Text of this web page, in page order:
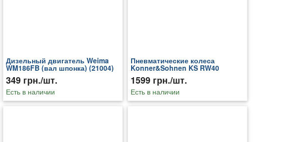
Дизельный двигатель Weima
WM186FB (вал шпонка) (21004)
349 грн./шт.
Есть в наличии
Пневматические колеса
Konner&Sohnen KS RW40
1599 грн./шт.
Есть в наличии